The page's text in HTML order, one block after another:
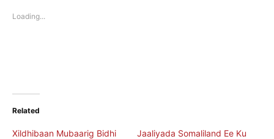
window)
Loading...
Related
Xildhibaan Mubaarig Bidhi
Jaaliyada Somaliland Ee Ku